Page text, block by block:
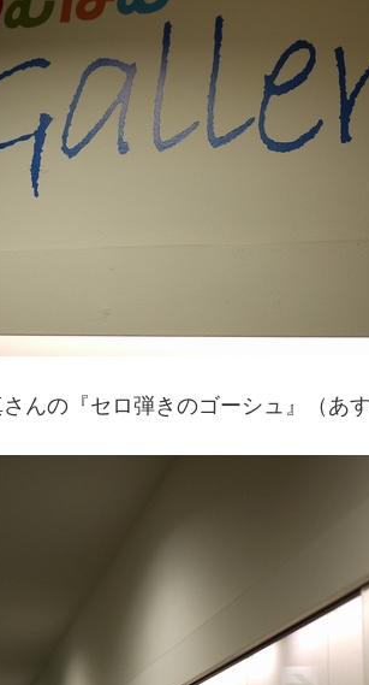
んの『セロ弾きのゴーシュ』（あ